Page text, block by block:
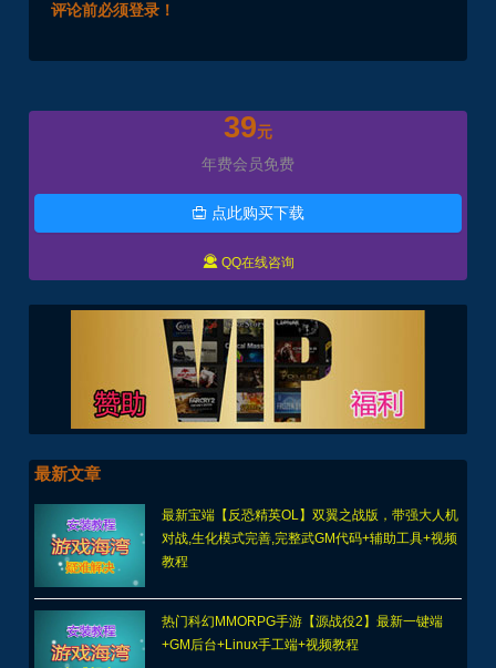
评论前必须登录！
39元
年费会员免费
 点此购买下载
 QQ在线咨询
最新文章
最新宝端【反恐精英OL】双翼之战版，带强大人机
对战,生化模式完善,完整武GM代码+辅助工具+视频
教程
热门科幻MMORPG手游【源战役2】最新一键端
+GM后台+Linux手工端+视频教程